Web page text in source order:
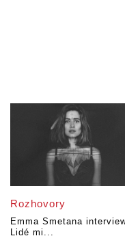
Rozhovory
Emma Smetana
Lidé mi...